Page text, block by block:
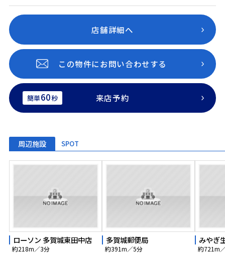
店舗詳細へ
この物件にお問い合わせする
簡単60秒 来店予約
周辺施設 SPOT
ローソン 多賀城東田中店
約218m／3分
多賀城郵便局
約391m／5分
みやぎ
約721m